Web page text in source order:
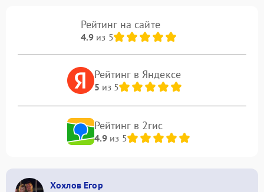
Рейтинг на сайте
4.9из 5
Рейтинг в Яндексе
5 из 5
Рейтинг в 2гис
4.9из 5
Хохлов Егор